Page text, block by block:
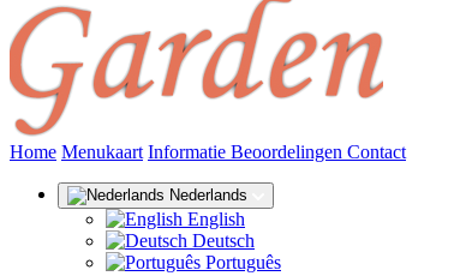
Home Menukaart Informatie Beoordelingen (huidige)
Contact
Nederlands
English
Deutsch
Português